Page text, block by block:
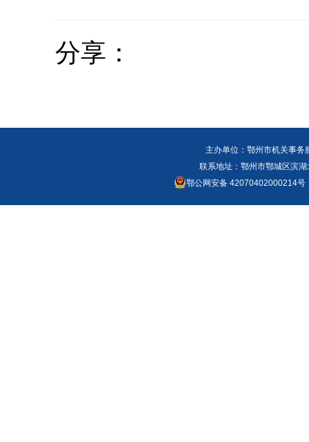
分享：
主办单位：鄂州市机关事
联系地址：鄂州市鄂城区滨
鄂公网安备 42070402000214号